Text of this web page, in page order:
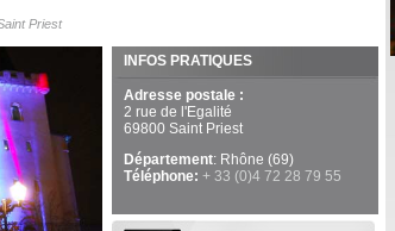
Priest
INFOS PRATIQUES
Adresse postale :
2 rue de l'Egalité
69800 Saint Priest
Département: Rhône (69)
Téléphone: + 33 (0)4 72 28 79 55